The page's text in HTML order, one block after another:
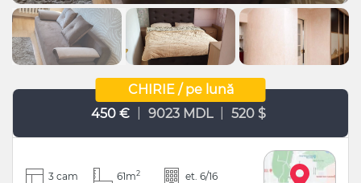
CHIRIE / pe lună
450 €
9023 MDL 520 $
3 cam 61m2 et. 6/16